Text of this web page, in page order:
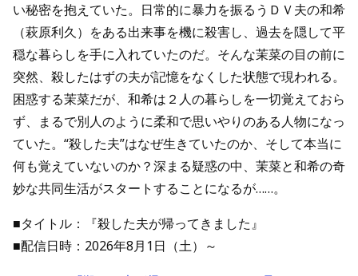
い秘密を抱えていた。日常的に暴力を振るうＤＶ夫の和希
（萩原利久）をある出来事を機に殺害し、過去を隠して平
穏な暮らしを手に入れていたのだ。そんな茉菜の目の前に
突然、殺したはずの夫が記憶をなくした状態で現われる。
困惑する茉菜だが、和希は２人の暮らしを一切覚えておら
ず、まるで別人のように柔和で思いやりのある人物になっ
ていた。“殺した夫”はなぜ生きていたのか、そして本当に
何も覚えていないのか？深まる疑惑の中、茉菜と和希の奇
妙な共同生活がスタートすることになるが……。
■タイトル：『殺した夫が帰ってきました』
■配信日時：2026年8月1日（土）～